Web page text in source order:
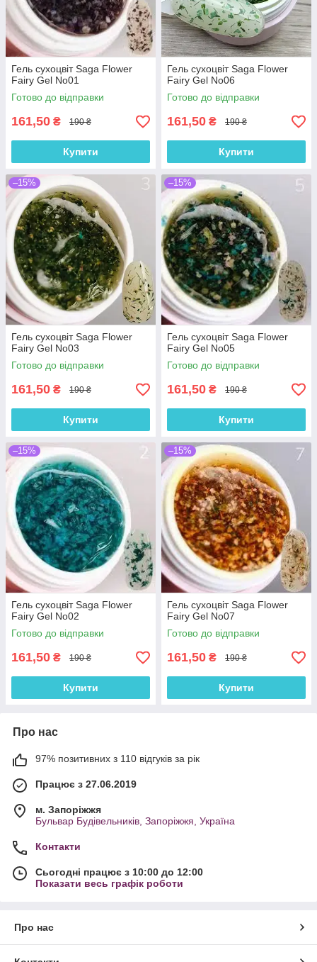
Гель сухоцвіт Saga Flower
Fairy Gel No01
Готово до відправки
161,50 ₴ 190 ₴
Купити
Гель сухоцвіт Saga Flower
Fairy Gel No06
Готово до відправки
161,50 ₴ 190 ₴
Купити
–15%
Гель сухоцвіт Saga Flower
Fairy Gel No03
Готово до відправки
161,50 ₴ 190 ₴
Купити
–15%
Гель сухоцвіт Saga Flower
Fairy Gel No05
Готово до відправки
161,50 ₴ 190 ₴
Купити
–15%
Гель сухоцвіт Saga Flower
Fairy Gel No02
Готово до відправки
161,50 ₴ 190 ₴
Купити
–15%
Гель сухоцвіт Saga Flower
Fairy Gel No07
Готово до відправки
161,50 ₴ 190 ₴
Купити
Про нас
97% позитивних з 110 відгуків за рік
Працює з 27.06.2019
м. Запоріжжя
Бульвар Будівельників, Запоріжжя, Україна
Контакти
Сьогодні працює з 10:00 до 12:00
Показати весь графік роботи
Про нас